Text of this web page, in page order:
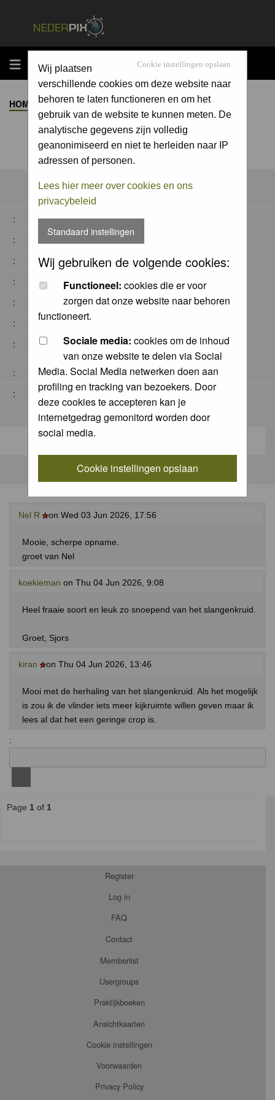
MENU Cookie instellingen opslaan
Wij plaatsen
verschillende cookies om deze website naar
behoren te laten functioneren en om het
gebruik van de website te kunnen meten. De
analytische gegevens zijn volledig
geanonimiseerd en niet te herleiden naar IP
adressen of personen.
Lees hier meer over cookies en ons
privacybeleid
Standaard instellingen
Wij gebruiken de volgende cookies:
Functioneel: cookies die er voor
zorgen dat onze website naar behoren
functioneert.
Sociale media: cookies om de inhoud
van onze website te delen via Social
Media. Social Media netwerken doen aan
profiling en tracking van bezoekers. Door
deze cookies te accepteren kan je
internetgedrag gemonitord worden door
social media.
Cookie instellingen opslaan
HOME >ALBUM >
:
:
:
:
:
:
:
:
:
Nel R on Wed 03 Jun 2026, 17:56
Mooie, scherpe opname.
groet van Nel
koekieman on Thu 04 Jun 2026, 9:08
Heel fraaie soort en leuk zo snoepend van het slangenkruid.
Groet, Sjors
kiran on Thu 04 Jun 2026, 13:46
Mooi met de herhaling van het slangenkruid. Als het mogelijk
is zou ik de vlinder iets meer kijkruimte willen geven maar ik
lees al dat het een geringe crop is.
:
Page 1 of 1
Register
Log in
FAQ
Contact
Memberlist
Usergroups
Praktijkboeken
Ansichtkaarten
Cookie instellingen
Voorwaarden
Privacy Policy